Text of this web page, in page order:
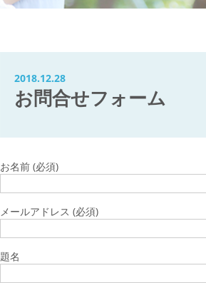
2018.12.28
お問合せフォーム
お名前 (必須)
メールアドレス (必須)
題名